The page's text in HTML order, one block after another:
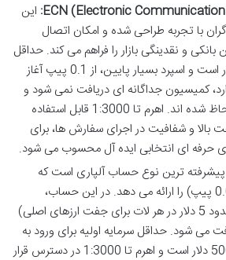
این
با تجربه طراحی شده و امکان اتصال
و نقدینگی بازار را فراهم می کند. حداقل
واریز حدود 300 دلار است و اسپرد بسیار پایین، از 0.1 پیپ آغاز
کمیسیون جداگانه ای دریافت نمی شود و
هزینه ها در اسپرد لحاظ شده اند. اهرم تا 1:3000 قابل استفاده
بالا و شفافیت در اجرای سفارش ها، برای
حرفه ای انتخابی ایده آل محسوب می شود.
پیشرفته ترین نوع حساب آلپاری است که
اسپرد خام بازار (از 0.0 پیپ) را ارائه می دهد. در این حساب،
کمیسیون اندکی (حدود 5 دلار در هر لات برای جفت ارزهای اصلی)
می شود. حداقل سرمایه اولیه برای ورود به
این حساب حدود 500 دلار است و اهرم تا 1:3000 در دسترس قرار